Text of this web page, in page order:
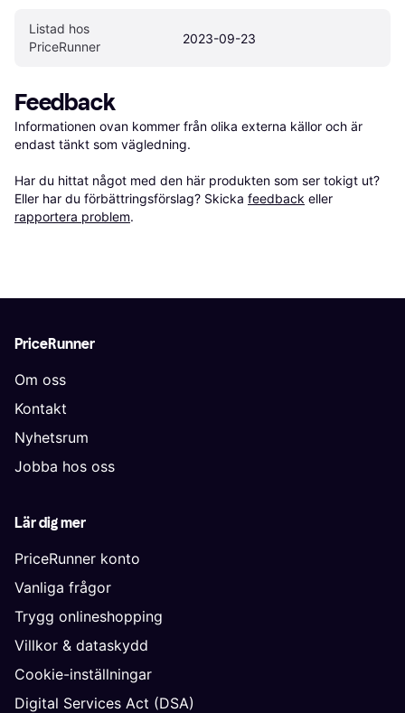
Listad hos
PriceRunner
2023-09-23
Feedback
Informationen ovan kommer från olika externa källor och är
endast tänkt som vägledning.
Har du hittat något med den här produkten som ser tokigt ut?
Eller har du förbättringsförslag? Skicka feedback eller
rapportera problem.
PriceRunner
Om oss
Kontakt
Nyhetsrum
Jobba hos oss
Lär dig mer
PriceRunner konto
Vanliga frågor
Trygg onlineshopping
Villkor & dataskydd
Cookie-inställningar
Digital Services Act (DSA)